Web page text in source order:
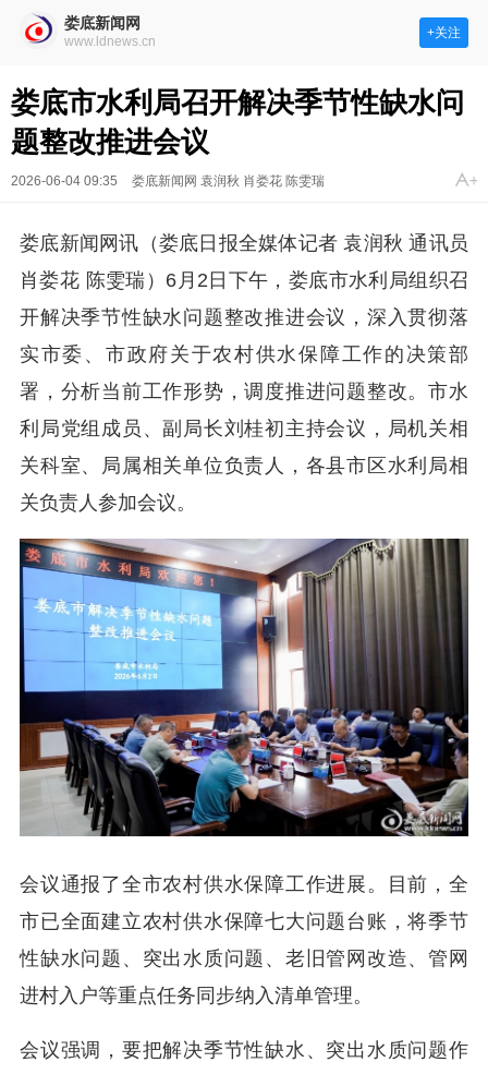
娄底新闻网
www.ldnews.cn
+关注
娄底市水利局召开解决季节性缺水问
题整改推进会议
2026-06-04 09:35 娄底新闻网 袁润秋 肖娄花 陈雯瑞
娄底新闻网讯（娄底日报全媒体记者 袁润秋 通讯员
肖娄花 陈雯瑞）6月2日下午，娄底市水利局组织召
开解决季节性缺水问题整改推进会议，深入贯彻落
实市委、市政府关于农村供水保障工作的决策部
署，分析当前工作形势，调度推进问题整改。市水
利局党组成员、副局长刘桂初主持会议，局机关相
关科室、局属相关单位负责人，各县市区水利局相
关负责人参加会议。
会议通报了全市农村供水保障工作进展。目前，全
市已全面建立农村供水保障七大问题台账，将季节
性缺水问题、突出水质问题、老旧管网改造、管网
进村入户等重点任务同步纳入清单管理。
会议强调，要把解决季节性缺水、突出水质问题作